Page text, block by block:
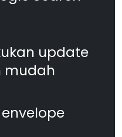
update
mudah